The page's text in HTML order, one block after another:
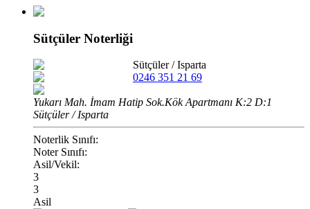
Sütçüler Noterliği
Sütçüler/Isparta
0246 351 21 69
Yukarı Mah. İmam Hatip Sok.Kök Apartmanı K:2 D:1
Sütçüler / Isparta
Noterlik Sınıfı:
Noter Sınıfı:
Asil/Vekil:
3
3
Asil